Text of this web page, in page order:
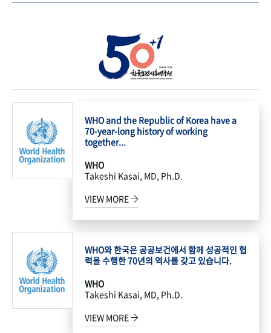
WHO and the Republic of Korea have a
70-year-long history of working
together...
WHO
Takeshi Kasai, MD, Ph.D.
VIEW MORE
WHO와 한국은 공공보건에서 함께 성공적인 협
력을 수행한 70년의 역사를 갖고 있습니다.
WHO
Takeshi Kasai, MD, Ph.D.
VIEW MORE